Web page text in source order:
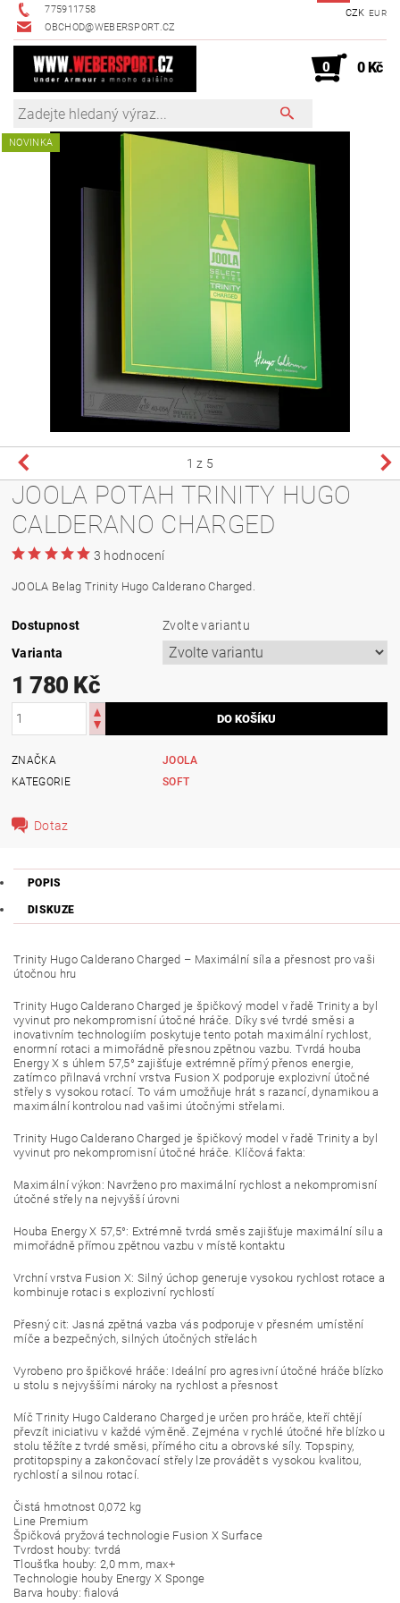
775911758
OBCHOD@WEBERSPORT.CZ
CZK EUR
0 0 Kč
NOVINKA
1 z 5
JOOLA POTAH TRINITY HUGO
CALDERANO CHARGED
3 hodnocení
JOOLA Belag Trinity Hugo Calderano Charged.
Dostupnost
Zvolte variantu
Varianta
1 780 Kč
ZNAČKA
JOOLA
KATEGORIE
SOFT
Dotaz
POPIS
DISKUZE
Trinity Hugo Calderano Charged – Maximální síla a přesnost pro vaši
útočnou hru
Trinity Hugo Calderano Charged je špičkový model v řadě Trinity a byl
vyvinut pro nekompromisní útočné hráče. Díky své tvrdé směsi a
inovativním technologiím poskytuje tento potah maximální rychlost,
enormní rotaci a mimořádně přesnou zpětnou vazbu. Tvrdá houba
Energy X s úhlem 57,5° zajišťuje extrémně přímý přenos energie,
zatímco přilnavá vrchní vrstva Fusion X podporuje explozivní útočné
střely s vysokou rotací. To vám umožňuje hrát s razancí, dynamikou a
maximální kontrolou nad vašimi útočnými střelami.
Trinity Hugo Calderano Charged je špičkový model v řadě Trinity a byl
vyvinut pro nekompromisní útočné hráče. Klíčová fakta:
Maximální výkon: Navrženo pro maximální rychlost a nekompromisní
útočné střely na nejvyšší úrovni
Houba Energy X 57,5°: Extrémně tvrdá směs zajišťuje maximální sílu a
mimořádně přímou zpětnou vazbu v místě kontaktu
Vrchní vrstva Fusion X: Silný úchop generuje vysokou rychlost rotace a
kombinuje rotaci s explozivní rychlostí
Přesný cit: Jasná zpětná vazba vás podporuje v přesném umístění
míče a bezpečných, silných útočných střelách
Vyrobeno pro špičkové hráče: Ideální pro agresivní útočné hráče blízko
u stolu s nejvyššími nároky na rychlost a přesnost
Míč Trinity Hugo Calderano Charged je určen pro hráče, kteří chtějí
převzít iniciativu v každé výměně. Zejména v rychlé útočné hře blízko u
stolu těžíte z tvrdé směsi, přímého citu a obrovské síly. Topspiny,
protitopspiny a zakončovací střely lze provádět s vysokou kvalitou,
rychlostí a silnou rotací.
Čistá hmotnost 0,072 kg
Line Premium
Špičková pryžová technologie Fusion X Surface
Tvrdost houby: tvrdá
Tloušťka houby: 2,0 mm, max+
Technologie houby Energy X Sponge
Barva houby: fialová